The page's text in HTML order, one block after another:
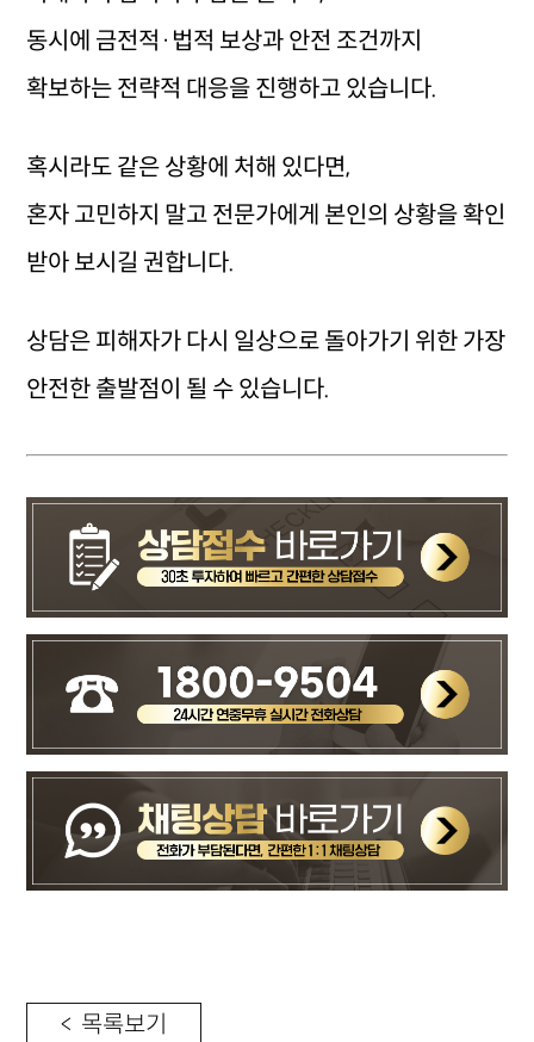
동시에 금전적·법적 보상과 안전 조건까지
확보하는 전략적 대응을 진행하고 있습니다.
혹시라도 같은 상황에 처해 있다면,
혼자 고민하지 말고 전문가에게 본인의 상황을 확인
받아 보시길 권합니다.
상담은 피해자가 다시 일상으로 돌아가기 위한 가장
안전한 출발점이 될 수 있습니다.
< 목록보기